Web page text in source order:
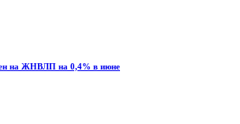
на ЖНВЛП на 0,4% в июне